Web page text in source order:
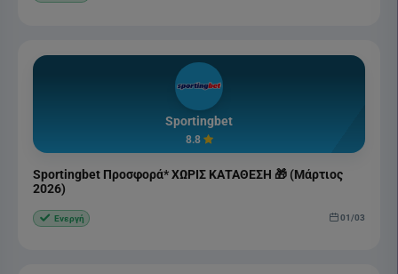
Sportingbet
8.8
Sportingbet Προσφορά* ΧΩΡΙΣ ΚΑΤΑΘΕΣΗ 🎁 (Μάρτιος
2026)
Ενεργή 01/03